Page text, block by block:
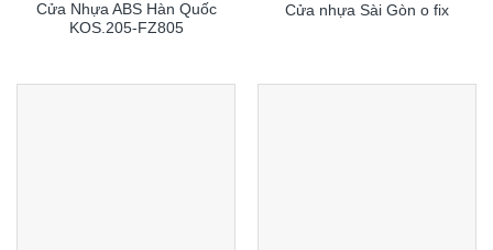
Cửa Nhựa ABS Hàn Quốc
KOS.205-FZ805
Cửa nhựa Sài Gòn o fix